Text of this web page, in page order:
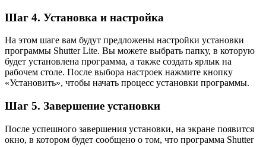
Шаг 4. Установка и настройка
На этом шаге вам будут предложены настройки установки
программы Shutter Lite. Вы можете выбрать папку, в которую
будет установлена программа, а также создать ярлык на
рабочем столе. После выбора настроек нажмите кнопку
«Установить», чтобы начать процесс установки программы.
Шаг 5. Завершение установки
После успешного завершения установки, на экране появится
окно, в котором будет сообщено о том, что программа Shutter